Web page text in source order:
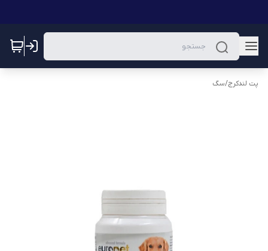
پت لندکرج/سگ